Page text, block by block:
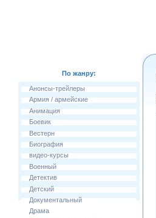
По жанру:
Анонсы-трейлеры
Армия / армейские
Анимация
Боевик
Вестерн
Биография
видео-курсы
Военный
Детектив
Детский
Документальный
Драма